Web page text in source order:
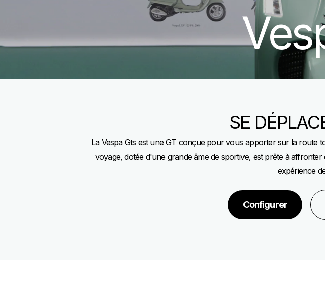
SE
La Vespa Gts est une GT conçue pour vous apporter sur la route
voyage, dotée d'une grande âme de sportive, est prête à
expérience
Configurer